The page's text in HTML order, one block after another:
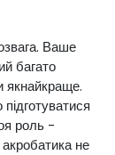
Ваше
багато
якнайкраще.
роль -
акробатика не